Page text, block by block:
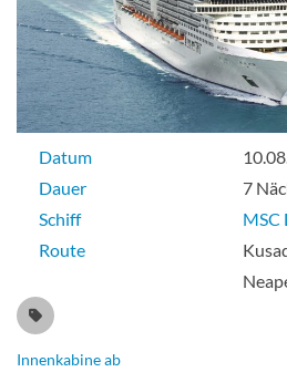
Datum
Dauer
7
Schiff
MSC
Route
Innenkabine ab